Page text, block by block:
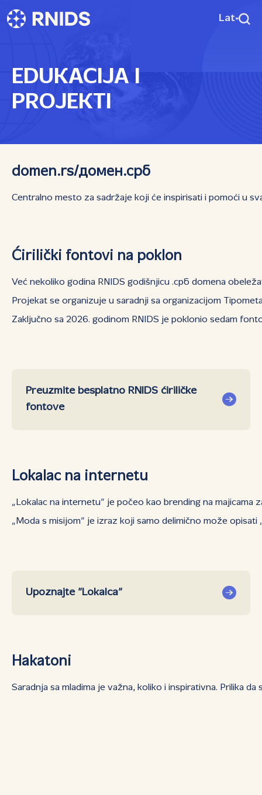
Lat
EDUKACIJA I
PROJEKTI
domen.rs/домен.срб
Centralno mesto za sadržaje koji će inspirisati i pomoći u
Ćirilički fontovi na poklon
Već nekoliko godina RNIDS godišnjicu .срб domena
Projekat se organizuje u saradnji sa organizacijom
Zaključno sa 2026. godinom RNIDS je poklonio sedam
Preuzmite besplatno RNIDS ćiriličke
fontove
Lokalac na internetu
„Lokalac na internetu” je počeo kao brending na
„Moda s misijom” je izraz koji samo delimično može
Upoznajte ”Lokalca”
Hakatoni
Saradnja sa mladima je važna, koliko i inspirativna. Prilika